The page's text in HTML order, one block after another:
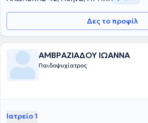
Δες το προφίλ
ΑΜΒΡΑΖΙΑΔΟΥ ΙΩΑΝΝΑ
Παιδοψυχίατρος
Ιατρείο 1